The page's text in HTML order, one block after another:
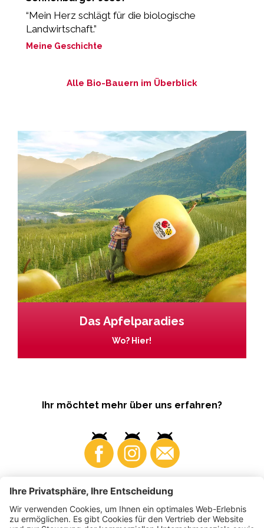
“Mein Herz schlägt für die biologische
Landwirtschaft.”
Meine Geschichte
Alle Bio-Bauern im Überblick
Das Apfelparadies
Wo? Hier!
Ihr möchtet mehr über uns erfahren?
Business Produzenten